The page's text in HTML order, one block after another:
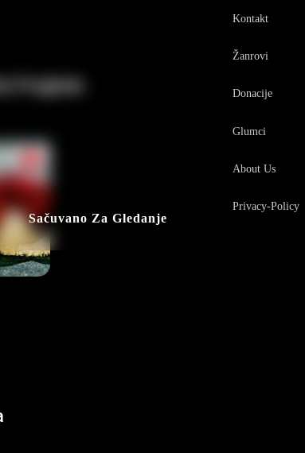
Sačuvano Za Gledanje
Kontakt
Žanrovi
Donacije
Glumci
About Us
Privacy-Policy
Pregleda